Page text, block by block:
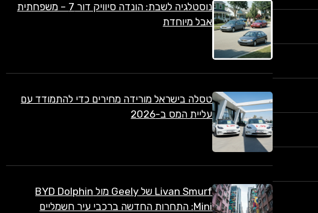
נוסטלגיה לשבת: הונדה סיוויק דור 7 – משפחתית
אבל מיוחדת
טסלה בישראל מורידה מחירים כדי להתמודד עם
עליית המס ב-2026
Livan Smurf של Geely מול BYD Dolphin
Mini: התחרות החדשה ברכבי עיר חשמליים